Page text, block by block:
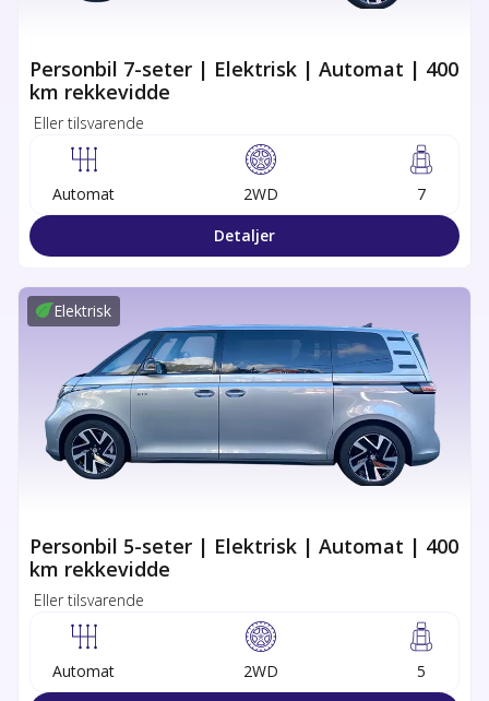
Personbil 7-seter | Elektrisk | Automat | 400
km rekkevidde
Eller tilsvarende
Automat 2WD
7
Detaljer
Elektrisk
Personbil 5-seter | Elektrisk | Automat | 400
km rekkevidde
Eller tilsvarende
Automat 2WD
5